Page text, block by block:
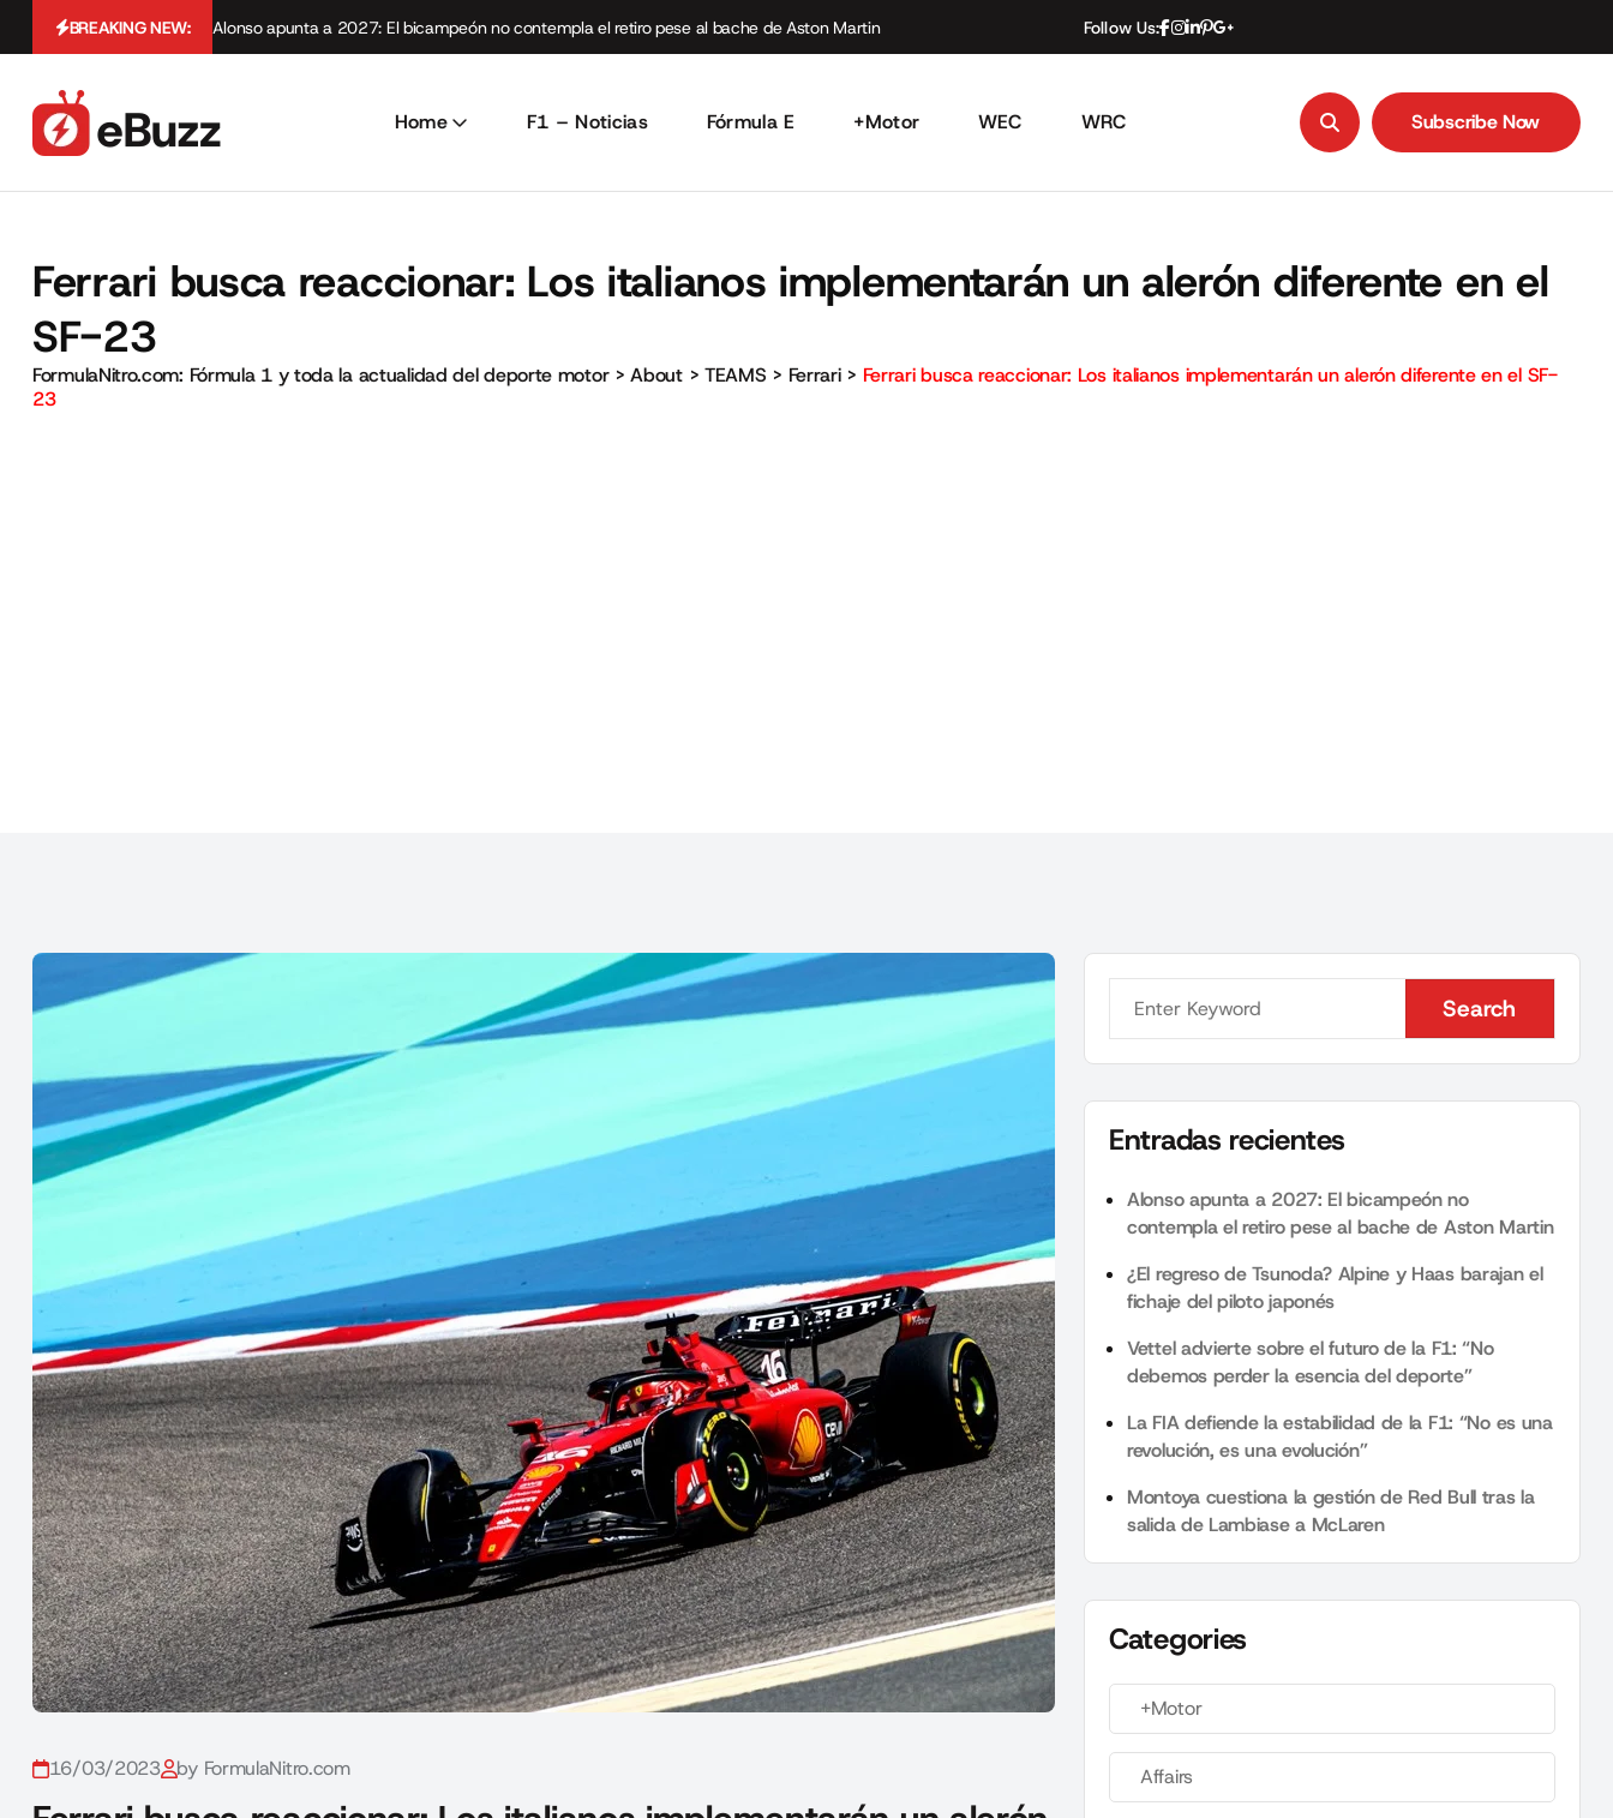
BREAKING NEW: Alonso apunta a 2027: El bicampeón no contempla el retiro pese al bache de Aston Martin Follow Us:
Home F1 – Noticias Fórmula E +Motor WEC WRC Subscribe Now
Ferrari busca reaccionar: Los italianos implementarán un alerón diferente en el
SF-23
FormulaNitro.com: Fórmula 1 y toda la actualidad del deporte motor>About> TEAMS > Ferrari> Ferrari busca reaccionar: Los italianos implementarán un alerón diferente en el SF-
23
16/03/2023 by FormulaNitro.com
Search
Search
Entradas recientes
Alonso apunta a 2027: El bicampeón no
contempla el retiro pese al bache de Aston Martin
¿El regreso de Tsunoda? Alpine y Haas barajan el
fichaje del piloto japonés
Vettel advierte sobre el futuro de la F1: “No
debemos perder la esencia del deporte”
La FIA defiende la estabilidad de la F1: “No es una
revolución, es una evolución”
Montoya cuestiona la gestión de Red Bull tras la
salida de Lambiase a McLaren
Categories
+Motor
Affairs